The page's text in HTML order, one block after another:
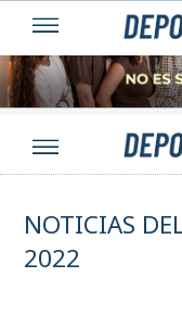
NOTICIAS
2022